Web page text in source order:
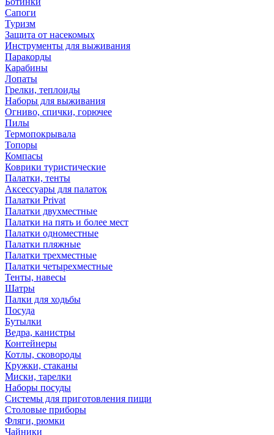
Сапоги
Туризм
Защита от насекомых
Инструменты для выживания
Паракорды
Карабины
Лопаты
Грелки, теплоиды
Наборы для выживания
Огниво, спички, горючее
Пилы
Термопокрывала
Топоры
Компасы
Коврики туристические
Палатки, тенты
Аксессуары для палаток
Палатки Privat
Палатки двухместные
Палатки на пять и более мест
Палатки одноместные
Палатки пляжные
Палатки трехместные
Палатки четырехместные
Тенты, навесы
Шатры
Палки для ходьбы
Посуда
Бутылки
Ведра, канистры
Контейнеры
Котлы, сковороды
Кружки, стаканы
Миски, тарелки
Наборы посуды
Системы для приготовления пищи
Столовые приборы
Фляги, рюмки
Чайники